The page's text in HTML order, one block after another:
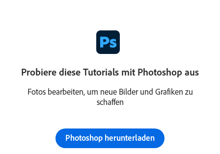
Probiere diese Tutorials mit Photoshop aus
Fotos bearbeiten, um neue Bilder und Grafiken zu
schaffen
Photoshop herunterladen